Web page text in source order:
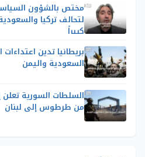
مختص بالشؤون
لتحالف تركيا
كبيراً
بريطانيا تدين
السعودية واليمن
السلطات السورية
من طرطوس إلى لبنان